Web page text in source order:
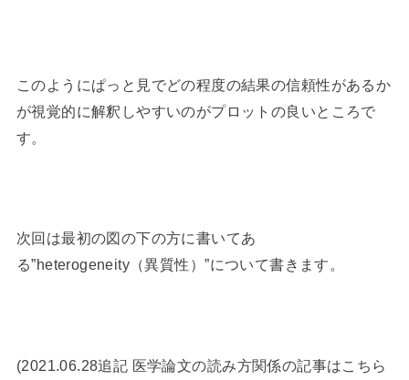
このようにぱっと見でどの程度の結果の信頼性があるか
が視覚的に解釈しやすいのがプロットの良いところで
す。
次回は最初の図の下の方に書いてあ
る”heterogeneity（異質性）”について書きます。
(2021.06.28追記 医学論文の読み方関係の記事はこちら